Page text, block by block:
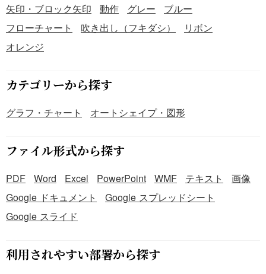
矢印・ブロック矢印
動作 グレー
ブルー
フローチャート
吹き出し（フキダシ）
リボン
オレンジ
カテゴリーから探す
グラフ・チャート オートシェイプ・図形
ファイル形式から探す
PDF Word Excel PowerPoint WMF テキスト
画像
Google ドキュメント
Google スプレッドシート
Google スライド
利用されやすい部署から探す